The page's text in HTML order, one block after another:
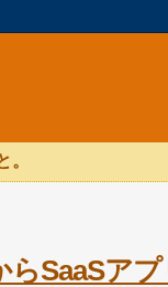
。
SaaSア